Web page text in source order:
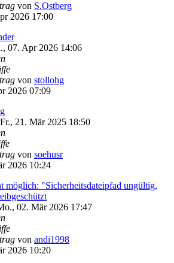
von S.Ostberg
2026 17:00
07. Apr 2026 14:06
von stollohg
2026 07:09
Fr., 21. Mär 2025 18:50
von soehusr
2026 10:24
möglich: "Sicherheitsdateipfad ungültig,
02. Mär 2026 17:47
von andi1998
2026 10:20